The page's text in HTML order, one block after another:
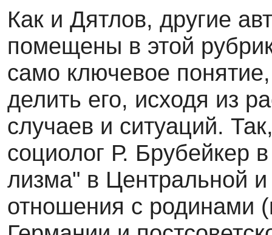
Как и Дятлов, другие
помещены в этой
само ключевое
делить его, исходя из
случаев и ситуаций.
социолог Р. Брубейкер
лизма" в Центральной
отношения с родинами